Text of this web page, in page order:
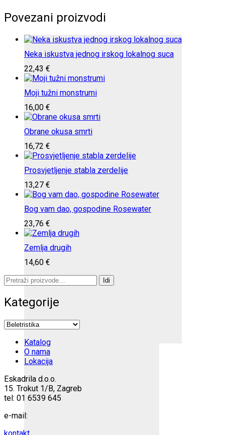
Povezani proizvodi
Neka iskustva jednog irskog lokalnog suca
22,43 €
Moji tužni monstrumi
16,00 €
Obrane okusa smrti
16,72 €
Prosvjetljenje stabla zerdelije
13,27 €
Bog vam dao, gospodine Rosewater
23,76 €
Zemlja drugih
14,60 €
Pretraži:
Idi
Kategorije
Katalog
O nama
Lokacija
Eskadrila d.o.o.
15. Trokut 1/B, Zagreb
tel: 01 6539 645
e-mail: